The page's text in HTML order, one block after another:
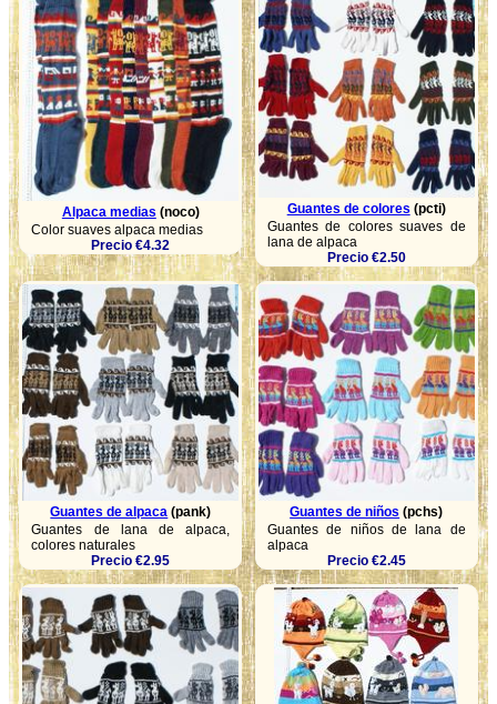
Alpaca medias (noco)
Color suaves alpaca medias
Precio €4.32
Guantes de colores (pcti)
Guantes de colores suaves de
lana de alpaca
Precio €2.50
Guantes de alpaca (pank)
Guantes de lana de alpaca,
colores naturales
Precio €2.95
Guantes de niños (pchs)
Guantes de niños de lana de
alpaca
Precio €2.45